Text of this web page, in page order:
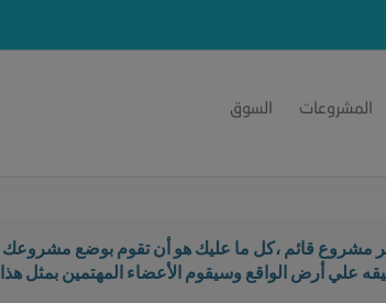
المشروعات السوق
مشروع قائم ،كل ما عليك هو أن تقوم بوضع مشروعك
علي أرض الواقع وسيقوم الأعضاء المهتمين بمثل هذا